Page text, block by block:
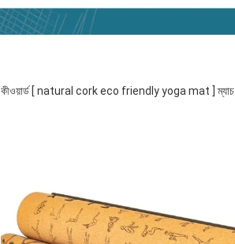
কীওয়ার্ড [ natural cork eco friendly yoga mat ] ম্যাচ